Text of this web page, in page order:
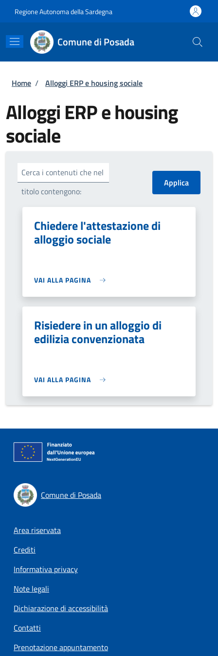
Regione Autonoma della Sardegna
Comune di Posada
Briciole di pane
Home / Alloggi ERP e housing sociale
Alloggi ERP e housing
sociale
Cerca i contenuti che nel
titolo contengono:
Chiedere l'attestazione di
alloggio sociale
VAI ALLA PAGINA
Risiedere in un alloggio di
edilizia convenzionata
VAI ALLA PAGINA
Comune di Posada
Footer menu
Area riservata
Crediti
Informativa privacy
Note legali
Dichiarazione di accessibilità
Contatti
Prenotazione appuntamento